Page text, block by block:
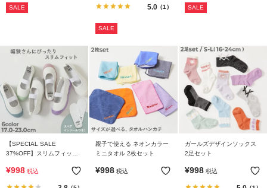
SALE 5.0（1）
SALE
SALE
【SPECIAL SALE
37%OFF】スリムフィット
付き
¥998 税込
親子で使える ネオンカラー
ミニタオル 2枚セット
¥998 税込
ガールズデザインソックス
2足セット
¥998 税込